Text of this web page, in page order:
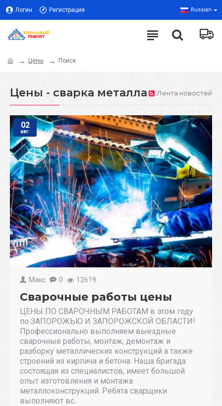
Логин Регистрация Russian
Цены Поиск
Цены - сварка металла Лента новостей
02
авг.
Макс 0 12619
Сварочные работы цены
ЦЕНЫ ПО СВАРОЧНЫМ РАБОТАМ в этом году
по ЗАПОРОЖЬЮ И ЗАПОРОЖСКОЙ ОБЛАСТИ!
Профессионально выполняем выездные
сварочные работы, монтаж, демонтаж и
разборку металлических конструкций а также
строений из кирпича и бетона. Наша бригада
состоящая из специалистов, имеет большой
опыт изготовления и монтажа
металлоконструкций. Ребята сварщики
выполняют вс..